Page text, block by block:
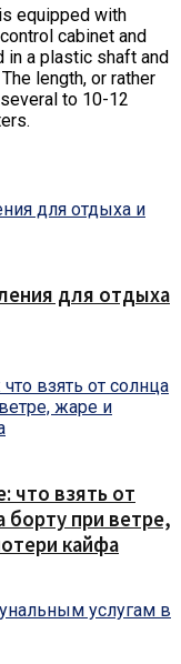
equipped with
cabinet and
in a plastic shaft and
length, or rather
to 10-12
для отдыха
что взять от
борту при ветре,
кайфа